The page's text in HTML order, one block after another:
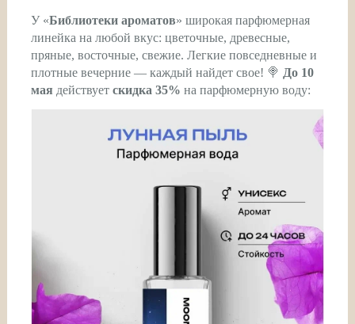
У «Библиотеки ароматов» широкая парфюмерная
линейка на любой вкус: цветочные, древесные,
пряные, восточные, свежие. Легкие повседневные и
плотные вечерние — каждый найдет свое! 🍭 До 10
мая действует скидка 35% на парфюмерную воду: